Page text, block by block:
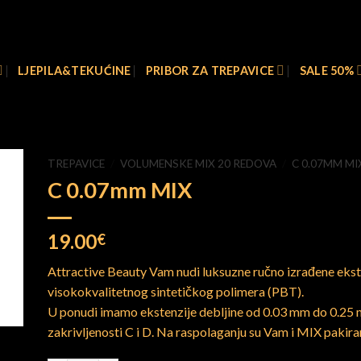
LJEPILA&TEKUĆINE PRIBOR ZA TREPAVICE SALE 50%
TREPAVICE VOLUMENSKE MIX 20 REDOVA C 0.07MM
C 0.07mm MIX
19.00€
Attractive Beauty Vam nudi luksuzne ručno izrađene
visokokvalitetnog sintetičkog polimera (PBT).
U ponudi imamo ekstenzije debljine od 0.03 mm do 0.25
zakrivljenosti C i D. Na raspolaganju su Vam i MIX